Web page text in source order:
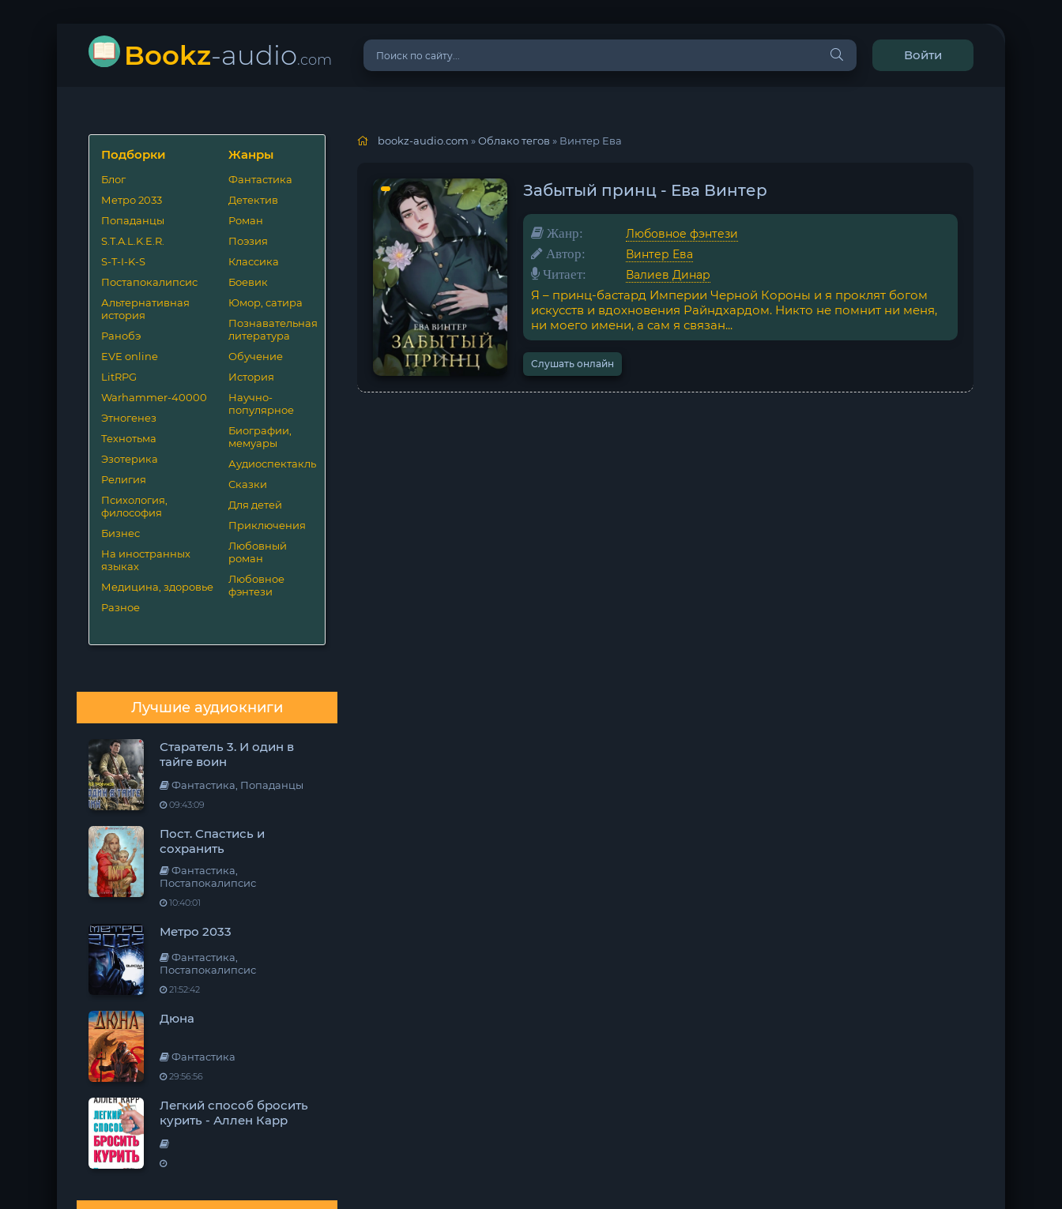
Bookz-audio.com Войти
Подборки
Блог
Метро 2033
Попаданцы
S.T.A.L.K.E.R.
S-T-I-K-S
Постапокалипсис
Альтернативная
история
Ранобэ
EVE online
LitRPG
Warhammer-40000
Этногенез
Технотьма
Эзотерика
Религия
Психология,
философия
Бизнес
На иностранных
языках
Медицина, здоровье
Разное
Жанры
Фантастика
Детектив
Роман
Поэзия
Классика
Боевик
Юмор, сатира
Познавательная
литература
Обучение
История
Научно-
популярное
Биографии,
мемуары
Аудиоспектакль
Сказки
Для детей
Приключения
Любовный
роман
Любовное
фэнтези
Лучшие аудиокниги
Старатель 3. И один в
тайге воин
Фантастика, Попаданцы
09:43:09
Пост. Спастись и
сохранить
Фантастика,
Постапокалипсис
10:40:01
Метро 2033
Фантастика,
Постапокалипсис
21:52:42
Дюна
Фантастика
29:56:56
Легкий способ бросить
курить - Аллен Карр
bookz-audio.com »Облако тегов » Винтер Ева
Забытый принц - Ева Винтер
Жанр: Любовное фэнтези
Автор: Винтер Ева
Читает: Валиев Динар
Я – принц-бастард Империи Черной Короны и я проклят богом
искусств и вдохновения Райндхардом. Никто не помнит ни меня,
ни моего имени, а сам я связан...
Слушать онлайн